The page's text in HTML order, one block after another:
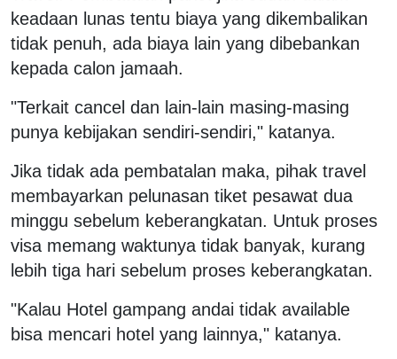
keadaan lunas tentu biaya yang dikembalikan
tidak penuh, ada biaya lain yang dibebankan
kepada calon jamaah.
"Terkait cancel dan lain-lain masing-masing
punya kebijakan sendiri-sendiri," katanya.
Jika tidak ada pembatalan maka, pihak travel
membayarkan pelunasan tiket pesawat dua
minggu sebelum keberangkatan. Untuk proses
visa memang waktunya tidak banyak, kurang
lebih tiga hari sebelum proses keberangkatan.
"Kalau Hotel gampang andai tidak available
bisa mencari hotel yang lainnya," katanya.